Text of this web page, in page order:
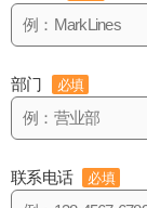
部门 必填
联系电话 必填